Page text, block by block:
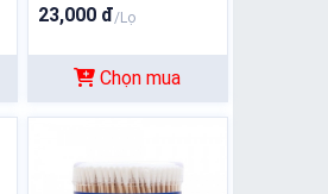
23,000 đ/Lọ
Chọn mua